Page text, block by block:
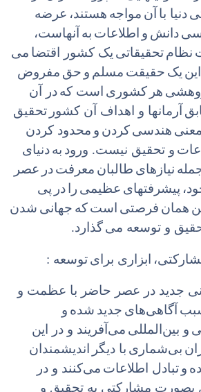
دنیا با آن مواجه هستند، عرضه
دانش و اطلاعات به آنهاست،
نظامتحقیقاتی یک کشور اقتضا می
این یک حقیقت مسلم و حق مفروض
هر کشوری است کهدر آن
آرمانها و اهداف آن کشور تحقیق
معنی هندسیکردن و محدود کردن
و تحقیق نیست. ورود بهدنیای
نیازهای طالبان معرفتدر عصر
پیشرفتهای عظیمی را در پی
همان فرصتی استکه جهانی شدن
و توسعه میگذارد.
ابزاری برایتوسعه :
جدید در عصر حاضر با عظمت و
آگاهیهای جدید شده و
و بین المللی می آفریند و در این
بیشماری با دیگر
اندیشمندان
وتبادل اطلاعات میکنند و در
مشارکتی به تحقیق و